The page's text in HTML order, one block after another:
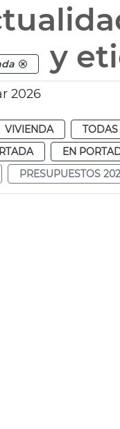
y
2026
VIVIENDA
EN
PRESUPUESTOS